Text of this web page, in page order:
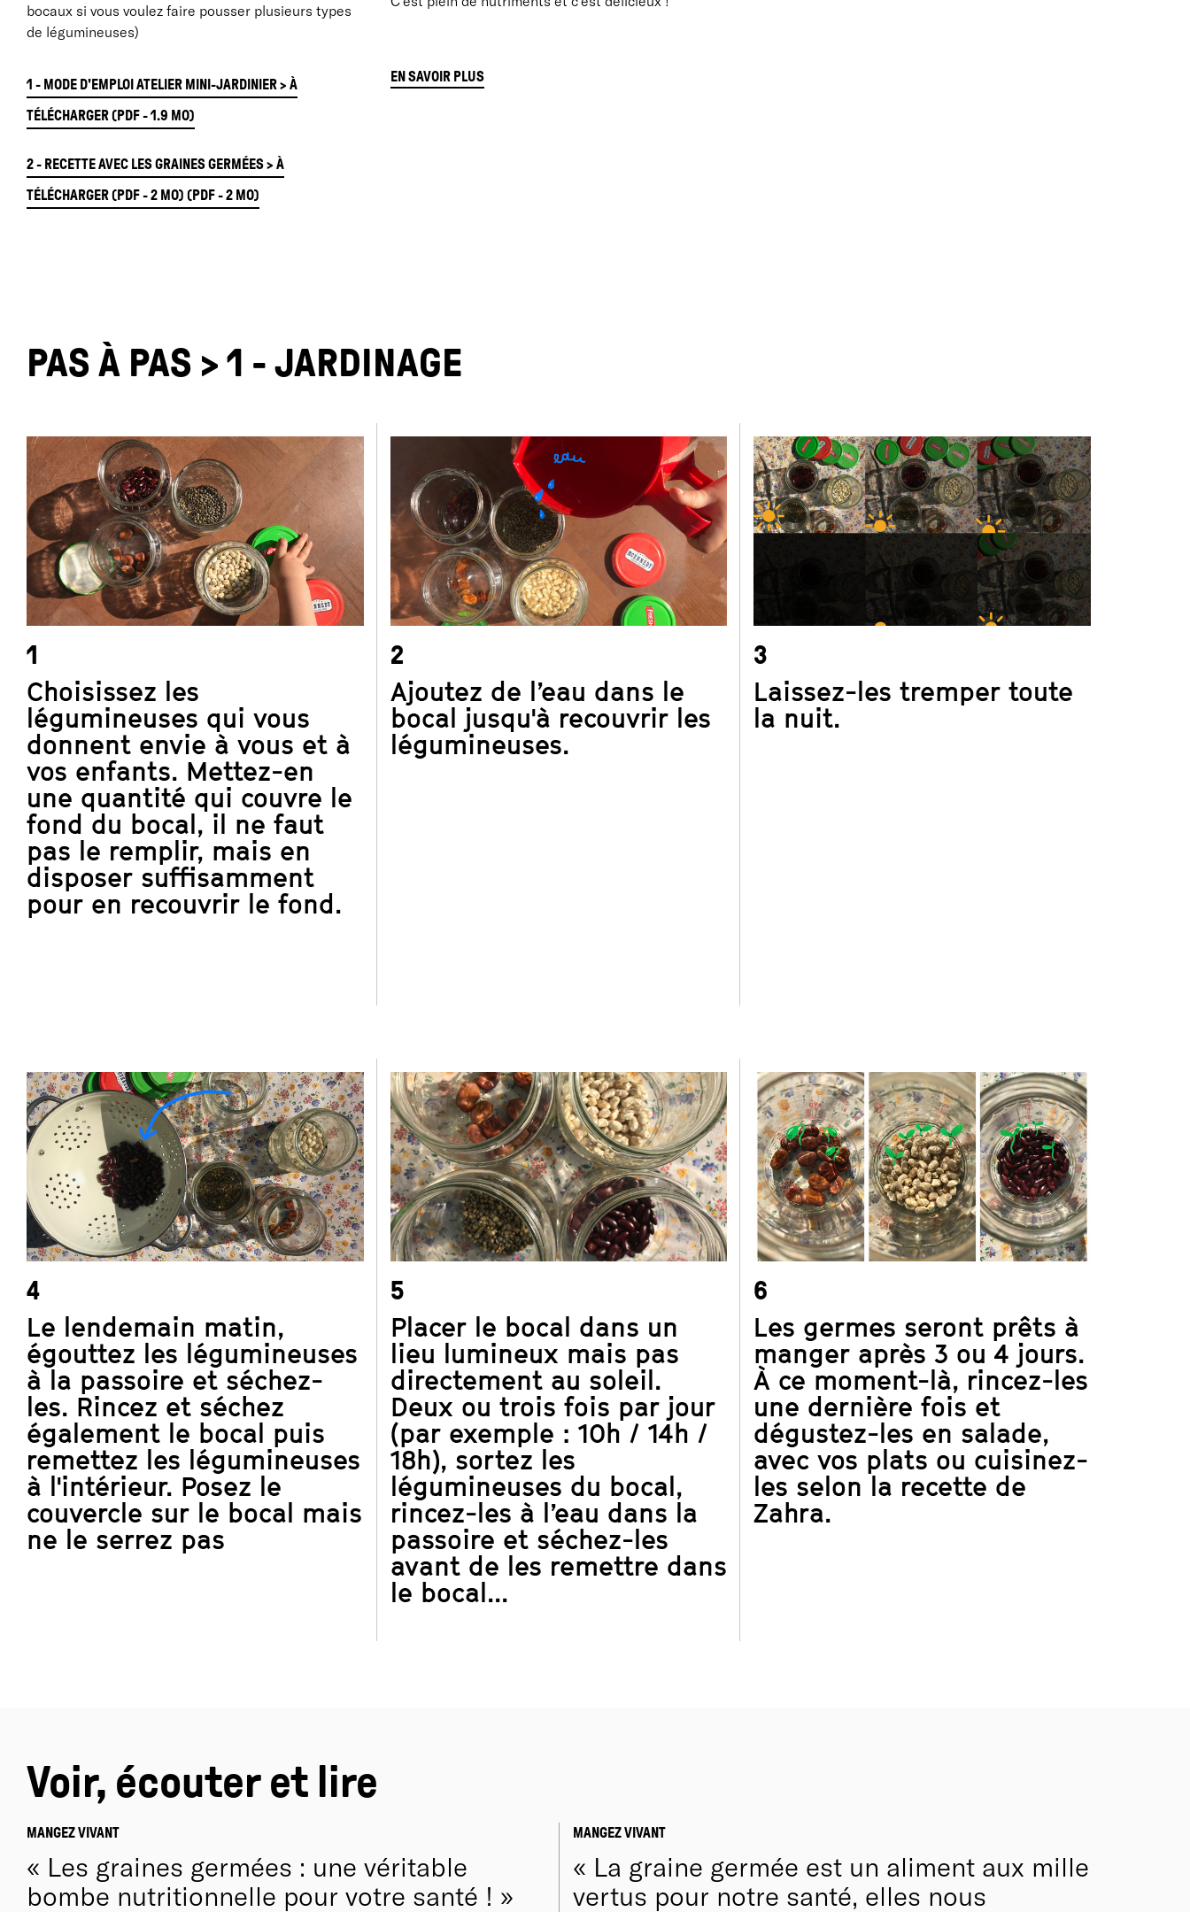
EN SAVOIR PLUS
alentours apprend à identifier, récolter, sentir, goûter les plantes du jardin. Cette
découverte de la faune et de la flore est un maillon essentiel à la sensibilisation à
joli petit monde enthousiaste et volontaire se relaie autour de la table, chapeauté par
Zahra Adda Attou, la maîtresse de maison. Une initiation à consommer autrement...
bocaux si vous voulez faire pousser plusieurs types
de légumineuses)
1 - MODE D'EMPLOI ATELIER MINI-JARDINIER > À
TÉLÉCHARGER(PDF - 1.9 MO)
2 - RECETTE AVEC LES GRAINES GERMÉES > À
TÉLÉCHARGER (PDF - 2 MO)(PDF - 2 MO)
PAS À PAS > 1 - JARDINAGE
1
Choisissez les
légumineuses qui vous
donnent envie à vous et à
vos enfants. Mettez-en
une quantité qui couvre le
fond du bocal, il ne faut
pas le remplir, mais en
disposer suffisamment
pour en recouvrir le fond.
2
Ajoutez de l’eau dans le
bocal jusqu'à recouvrir les
légumineuses.
3
Laissez-les tremper toute
la nuit.
4
Le lendemain matin,
égouttez les légumineuses
à la passoire et séchez-
les. Rincez et séchez
également le bocal puis
remettez les légumineuses
à l'intérieur. Posez le
couvercle sur le bocal mais
ne le serrez pas
5
Placer le bocal dans un
lieu lumineux mais pas
directement au soleil.
Deux ou trois fois par jour
(par exemple : 10h / 14h /
18h), sortez les
légumineuses du bocal,
rincez-les à l’eau dans la
passoire et séchez-les
avant de les remettre dans
le bocal...
6
Les germes seront prêts à
manger après 3 ou 4 jours.
À ce moment-là, rincez-les
une dernière fois et
dégustez-les en salade,
avec vos plats ou cuisinez-
les selon la recette de
Zahra.
Voir, écouter et lire
MANGEZ VIVANT
Les graines germées : une véritable
bombe nutritionnelle pour votre santé !
MANGEZ VIVANT
La graine germée est un aliment aux mille
vertus pour notre santé, elles nous